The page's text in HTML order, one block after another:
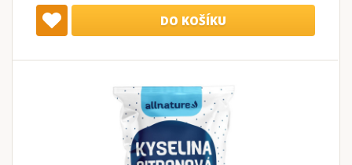
DO KOŠÍKU